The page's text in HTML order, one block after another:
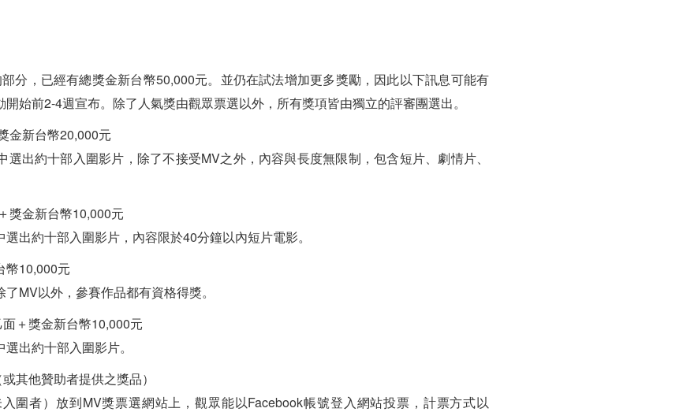
分，已經有總獎金新台幣50,000元。並仍在試法增加更多獎勵，因此以下訊息可能有
始前2-4週宣布。除了人氣獎由觀眾票選以外，所有獎項皆由獨立的評審團選出。
金新台幣20,000元
出約十部入圍影片，除了不接受MV之外，內容與長度無限制，包含短片、劇情片、
獎金新台幣10,000元
出約十部入圍影片，內容限於40分鐘以內短片電影。
幣10,000元
MV以外，參賽作品都有資格得獎。
＋獎金新台幣10,000元
出約十部入圍影片。
其他贊助者提供之獎品）
圍者）放到MV獎票選網站上，觀眾能以Facebook帳號登入網站投票，計票方式以